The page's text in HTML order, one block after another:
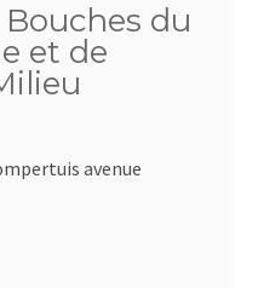
du
et de
avenue